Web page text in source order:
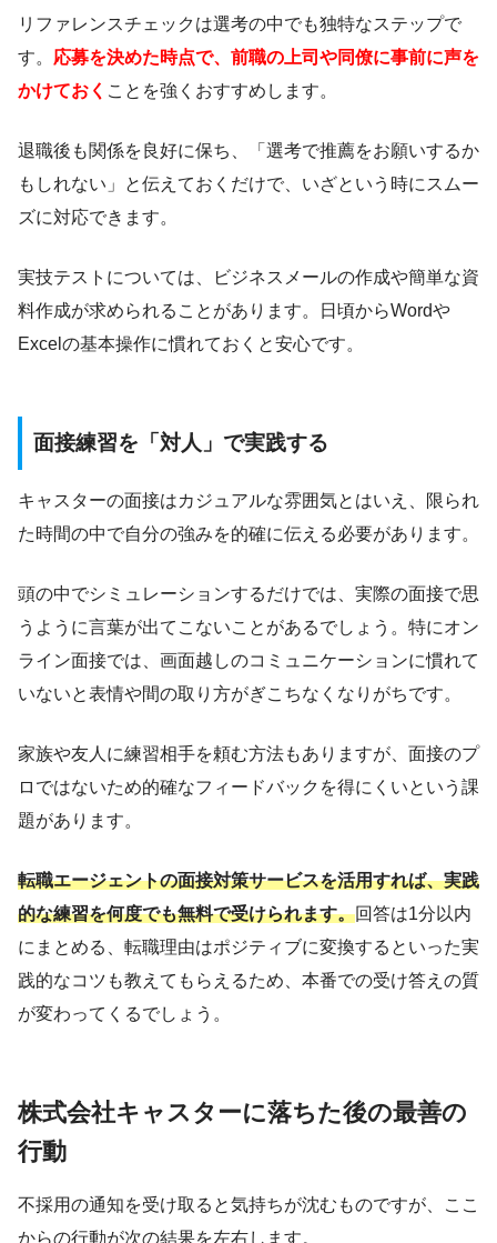
リファレンスチェックは選考の中でも独特なステップで
す。 応募を決めた時点で、前職の上司や同僚に事前に声を
かけておく ことを強くおすすめします。
退職後も関係を良好に保ち、「選考で推薦をお願いするか
もしれない」と伝えておくだけで、いざという時にスムー
ズに対応できます。
実技テストについては、ビジネスメールの作成や簡単な資
料作成が求められることがあります。日頃からWordや
Excelの基本操作に慣れておくと安心です。
面接練習を「対人」で実践する
キャスターの面接はカジュアルな雰囲気とはいえ、限られ
た時間の中で自分の強みを的確に伝える必要があります。
頭の中でシミュレーションするだけでは、実際の面接で思
うように言葉が出てこないことがあるでしょう。特にオン
ライン面接では、画面越しのコミュニケーションに慣れて
いないと表情や間の取り方がぎこちなくなりがちです。
家族や友人に練習相手を頼む方法もありますが、面接のプ
ロではないため的確なフィードバックを得にくいという課
題があります。
転職エージェントの面接対策サービスを活用すれば、実践
的な練習を何度でも無料で受けられます。回答は1分以内
にまとめる、転職理由はポジティブに変換するといった実
践的なコツも教えてもらえるため、本番での受け答えの質
が変わってくるでしょう。
株式会社キャスターに落ちた後の最善の
行動
不採用の通知を受け取ると気持ちが沈むものですが、ここ
からの行動が次の結果を左右します。